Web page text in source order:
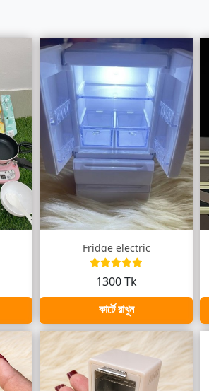
Fridge electric
1300 Tk
কার্টে রাখুন